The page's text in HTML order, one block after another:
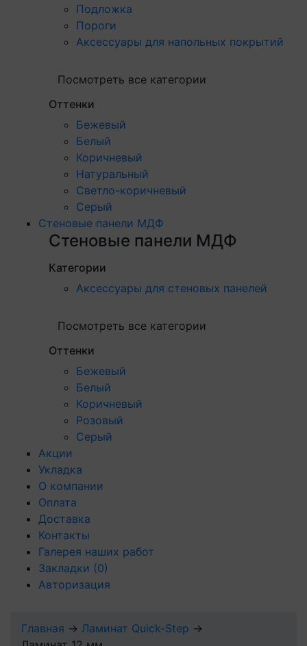
Подложка
Пороги
Аксессуары для напольных покрытий
Посмотреть все категории
Оттенки
Бежевый
Белый
Коричневый
Натуральный
Светло-коричневый
Серый
Стеновые панели МДФ
Стеновые панели МДФ
Категории
Аксессуары для стеновых панелей
Посмотреть все категории
Оттенки
Бежевый
Белый
Коричневый
Розовый
Серый
Акции
Укладка
О компании
Оплата
Доставка
Контакты
Галерея наших работ
Закладки (0)
Авторизация
Главная → Ламинат Quick-Step →